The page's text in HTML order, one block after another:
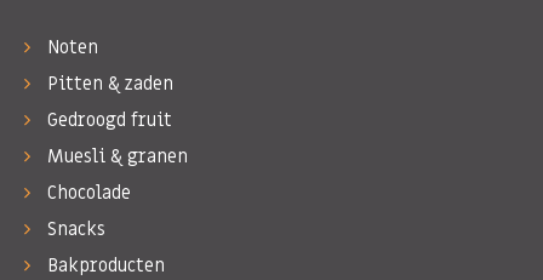
Noten
Pitten & zaden
Gedroogd fruit
Muesli & granen
Chocolade
Snacks
Bakproducten